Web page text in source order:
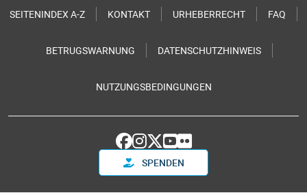
SEITENINDEX A-Z KONTAKT URHEBERRECHT FAQ
BETRUGSWARNUNG DATENSCHUTZHINWEIS
NUTZUNGSBEDINGUNGEN
SPENDEN